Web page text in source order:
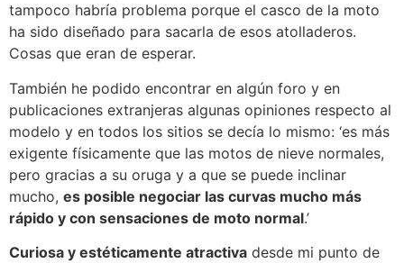
tampoco habría problema porque el casco de la moto
ha sido diseñado para sacarla de esos atolladeros.
Cosas que eran de esperar.
También he podido encontrar en algún foro y en
publicaciones extranjeras algunas opiniones respecto al
modelo y en todos los sitios se decía lo mismo: ‘es más
exigente físicamente que las motos de nieve normales,
pero gracias a su oruga y a que se puede inclinar
mucho, es posible negociar las curvas mucho más
rápido y con sensaciones de moto normal.’
Curiosa y estéticamente atractiva desde mi punto de